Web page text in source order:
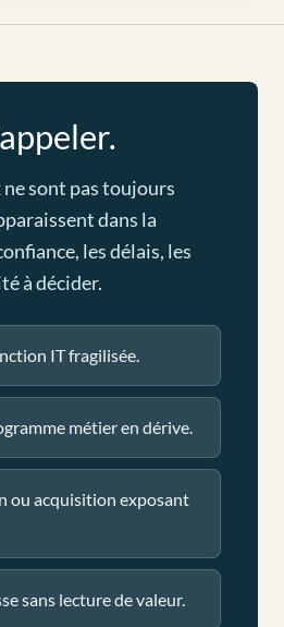
ne sont pas toujours
dans la
les délais, les
à décider.
IT fragilisée.
métier en dérive.
ou acquisition exposant
sans lecture de valeur.